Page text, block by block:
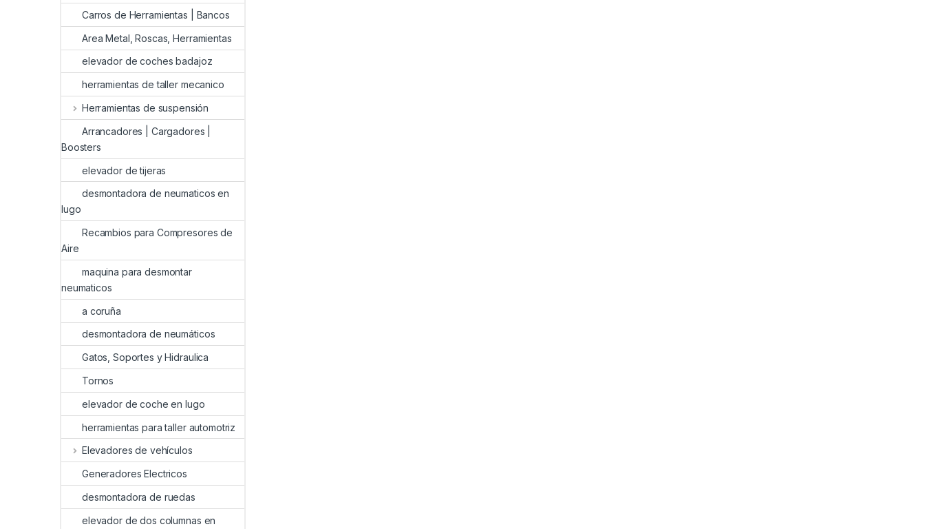
Carros de Herramientas | Bancos
Area Metal, Roscas, Herramientas
elevador de coches badajoz
herramientas de taller mecanico
Herramientas de suspensión
Arrancadores | Cargadores |
Boosters
elevador de tijeras
desmontadora de neumaticos en
lugo
Recambios para Compresores de
Aire
maquina para desmontar
neumaticos
a coruña
desmontadora de neumáticos
Gatos, Soportes y Hidraulica
Tornos
elevador de coche en lugo
herramientas para taller automotriz
Elevadores de vehículos
Generadores Electricos
desmontadora de ruedas
elevador de dos columnas en